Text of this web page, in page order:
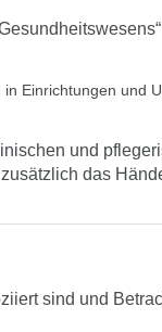
Einrichtungen und
und
das
sind und